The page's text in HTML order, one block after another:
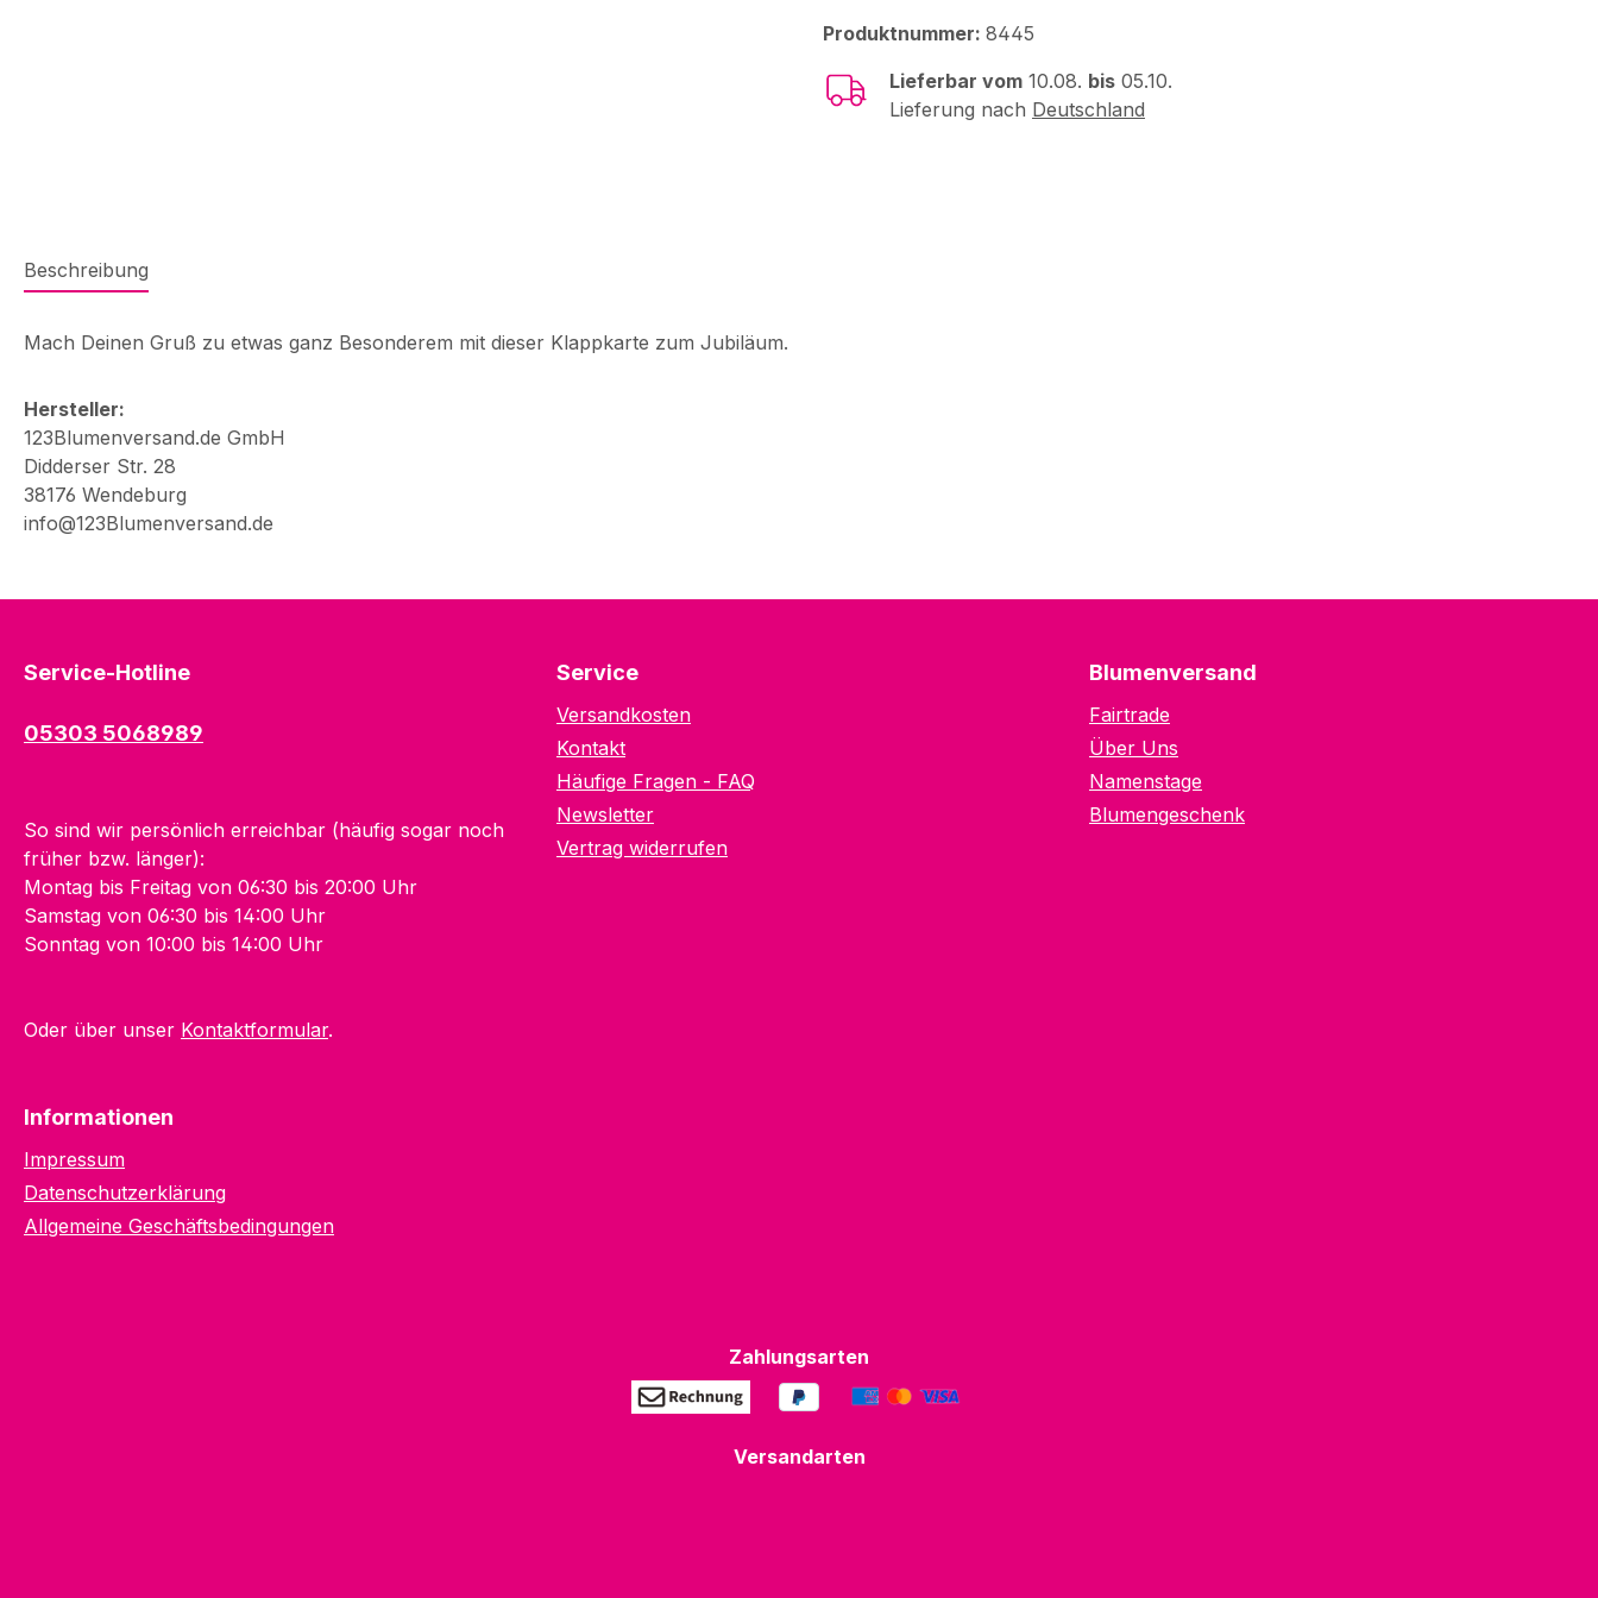
Produktnummer: 8445
Lieferbar vom 10.08. bis 05.10.
Lieferung nach Deutschland
Beschreibung
Mach Deinen Gruß zu etwas ganz Besonderem mit dieser Klappkarte zum Jubiläum.
Hersteller:
123Blumenversand.de GmbH
Didderser Str. 28
38176 Wendeburg
info@123Blumenversand.de
Service-Hotline
05303 5068989
So sind wir persönlich erreichbar (häufig sogar noch
früher bzw. länger):
Montag bis Freitag von 06:30 bis 20:00 Uhr
Samstag von 06:30 bis 14:00 Uhr
Sonntag von 10:00 bis 14:00 Uhr
Oder über unser Kontaktformular.
Service
Versandkosten
Kontakt
Häufige Fragen - FAQ
Newsletter
Vertrag widerrufen
Blumenversand
Fairtrade
Über Uns
Namenstage
Blumengeschenk
Informationen
Impressum
Datenschutzerklärung
Allgemeine Geschäftsbedingungen
Zahlungsarten
Versandarten